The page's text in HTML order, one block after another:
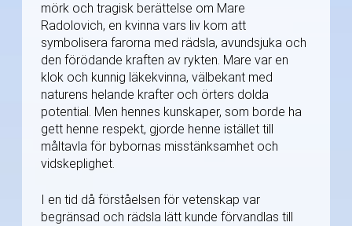
mörk och tragisk berättelse om Mare
Radolovich, en kvinna vars liv kom att
symbolisera farorna med rädsla, avundsjuka och
den förödande kraften av rykten. Mare var en
klok och kunnig läkekvinna, välbekant med
naturens helande krafter och örters dolda
potential. Men hennes kunskaper, som borde ha
gett henne respekt, gjorde henne istället till
måltavla för bybornas misstänksamhet och
vidskeplighet.
I en tid då förståelsen för vetenskap var
begränsad och rädsla lätt kunde förvandlas till